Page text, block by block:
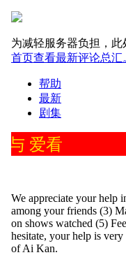
为减轻服务器负担，
首页查看最新评论总汇
帮助
最新
剧集
参与 爱看
We appreciate your help
among your friends (3)
on shows watched (5)
hesitate, your help is
of Ai Kan.